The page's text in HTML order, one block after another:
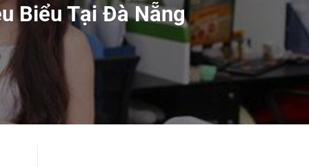
Biểu Tại Đà Nẵng